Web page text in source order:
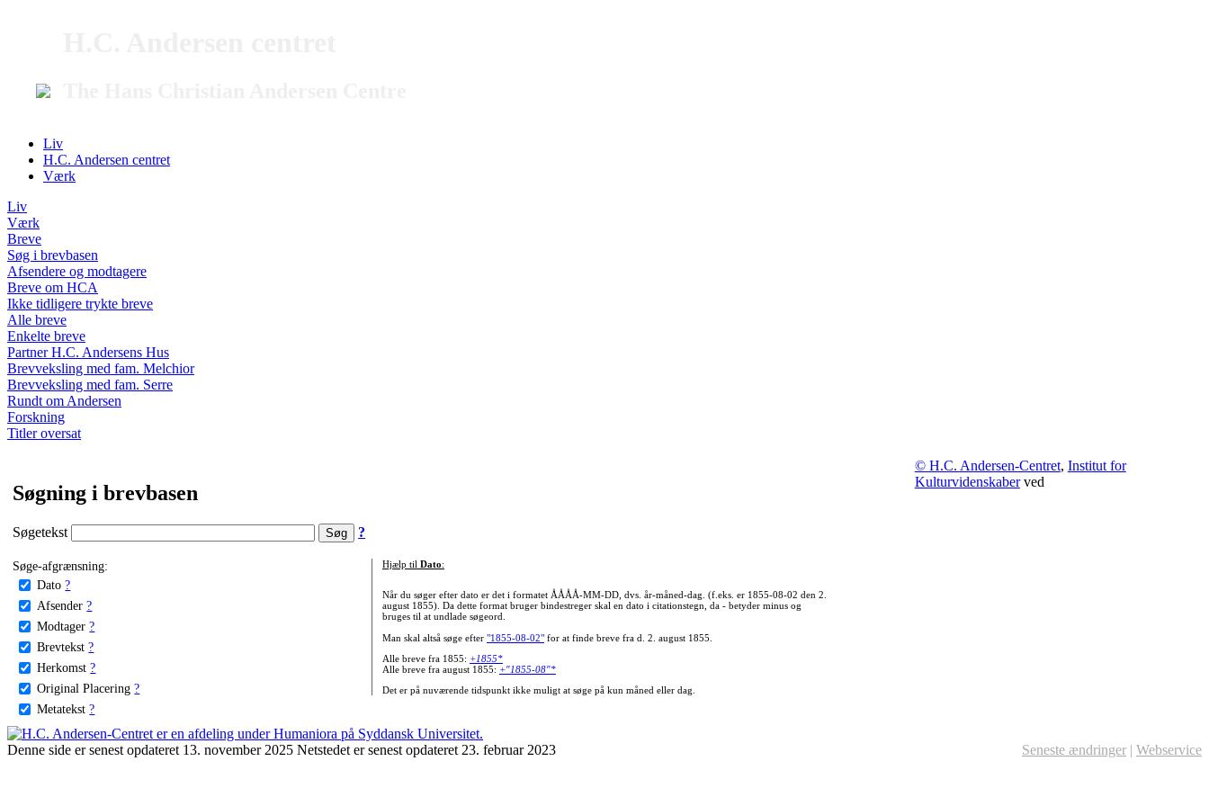
Liv
H.C. Andersen centret
Værk
Liv
Værk
Breve
Søg i brevbasen
Afsendere og modtagere
Breve om HCA
Ikke tidligere trykte breve
Alle breve
Enkelte breve
Partner H.C. Andersens Hus
Brevveksling med fam. Melchior
Brevveksling med fam. Serre
Rundt om Andersen
Forskning
Titler oversat
Søgning i brevbasen
Søgetekst ?
Søge-afgrænsning:
Dato ?
Afsender ?
Modtager ?
Brevtekst ?
Herkomst ?
Original Placering ?
Metatekst ?
Hjælp til Dato:
Når du søger efter dato er det i formatet ÅÅÅÅ-MM-DD, dvs. år-måned-dag. (f.eks. er 1855-08-02 den 2.
august 1855). Da dette format bruger bindestreger skal en dato i citationstegn, da - betyder minus og
bruges til at undlade søgeord.
Man skal altså søge efter "1855-08-02"for at finde breve fra d. 2. august 1855.
Alle breve fra 1855: +1855*
Alle breve fra august 1855: +"1855-08"*
Det er på nuværende tidspunkt ikke muligt at søge på kun måned eller dag.
© H.C. Andersen-Centret, Institut for
Kulturvidenskaberved
Denne side er senest opdateret 13. november 2025 Netstedet er senest opdateret 23. februar 2023 Seneste ændringer | Webservice